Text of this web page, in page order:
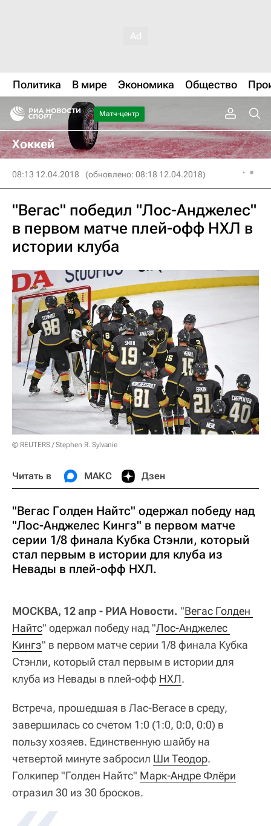
Политика В мире Экономика Общество
Матч-центр
Хоккей
08:13 12.04.2018 (обновлено: 08:18 12.04.2018)
"Вегас" победил "Лос-Анджелес"
в первом матче плей-офф НХЛ в
истории клуба
© REUTERS / Stephen R. Sylvanie
Читать в МАКС Дзен
"Вегас Голден Найтс" одержал победу над
"Лос-Анджелес Кингз" в первом матче
серии 1/8 финала Кубка Стэнли, который
стал первым в истории для клуба из
Невады в плей-офф НХЛ.
МОСКВА, 12 апр - РИА Новости. "Вегас Голден
Найтс" одержал победу над "Лос-Анджелес
Кингз" в первом матче серии 1/8 финала Кубка
Стэнли, который стал первым в истории для
клуба из Невады в плей-офф НХЛ.
Встреча, прошедшая в Лас-Вегасе в среду,
завершилась со счетом 1:0 (1:0, 0:0, 0:0) в
пользу хозяев. Единственную шайбу на
четвертой минуте забросил Ши Теодор.
Голкипер "Голден Найтс" Марк-Андре Флёри
отразил 30 из 30 бросков.